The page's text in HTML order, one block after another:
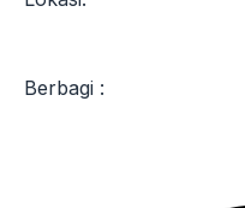
Berbagi :